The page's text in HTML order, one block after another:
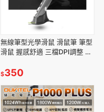
無線筆型光學滑鼠 滑鼠筆 筆型
滑鼠 握感舒適 三檔DPI調整 左
$350